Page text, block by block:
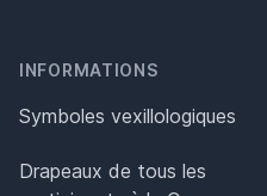
INFORMATIONS
Symboles vexillologiques
Drapeaux de tous les